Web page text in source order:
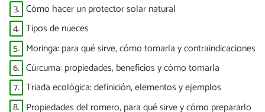
3. Cómo hacer un protector solar natural
4. Tipos de nueces
5. Moringa: para qué sirve, cómo tomarla y contraindicaciones
6. Cúrcuma: propiedades, beneficios y cómo tomarla
7. Triada ecológica: definición, elementos y ejemplos
8. Propiedades del romero, para qué sirve y cómo prepararlo